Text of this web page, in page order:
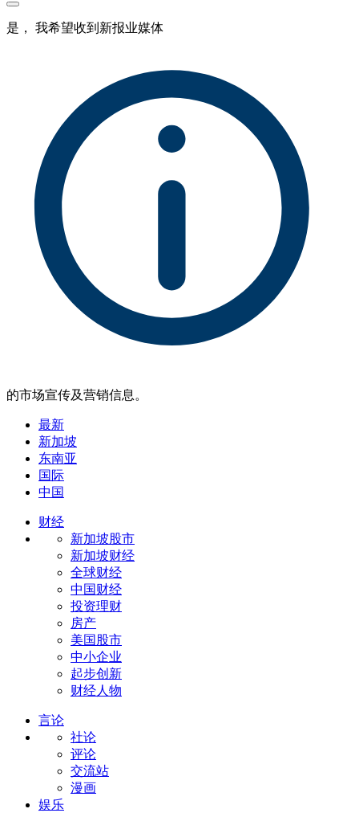
是， 我希望收到新报业媒体
的市场宣传及营销信息。
最新
新加坡
东南亚
国际
中国
财经
新加坡股市
新加坡财经
全球财经
中国财经
投资理财
房产
美国股市
中小企业
起步创新
财经人物
言论
社论
评论
交流站
漫画
娱乐